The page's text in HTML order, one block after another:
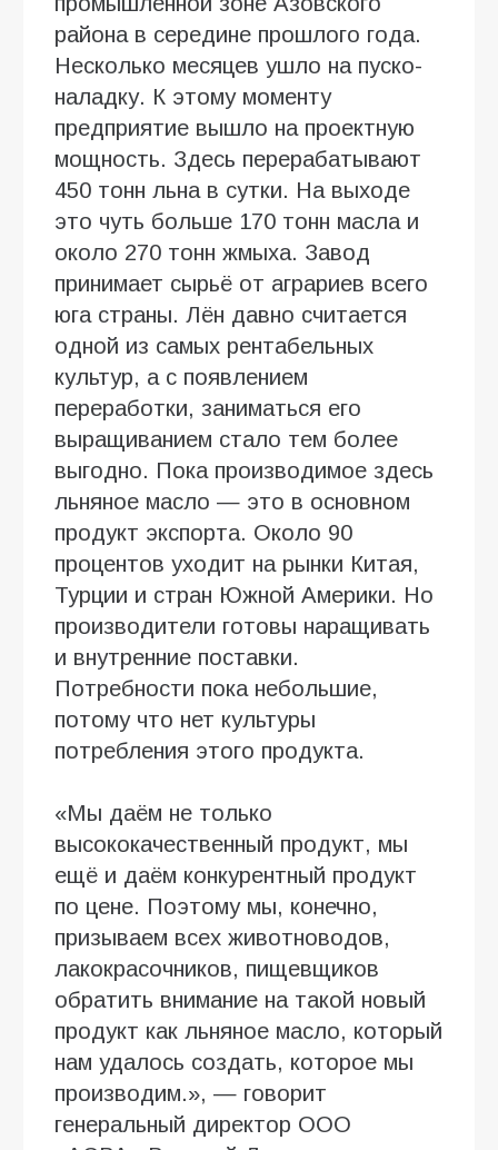
района в середине прошлого года.
Несколько месяцев ушло на пуско-
наладку. К этому моменту
предприятие вышло на проектную
мощность. Здесь перерабатывают
450 тонн льна в сутки. На выходе
это чуть больше 170 тонн масла и
около 270 тонн жмыха. Завод
принимает сырьё от аграриев всего
юга страны. Лён давно считается
одной из самых рентабельных
культур, а с появлением
переработки, заниматься его
выращиванием стало тем более
выгодно. Пока производимое здесь
льняное масло — это в основном
продукт экспорта. Около 90
процентов уходит на рынки Китая,
Турции и стран Южной Америки. Но
производители готовы наращивать
и внутренние поставки.
Потребности пока небольшие,
потому что нет культуры
потребления этого продукта.
«Мы даём не только
высококачественный продукт, мы
ещё и даём конкурентный продукт
по цене. Поэтому мы, конечно,
призываем всех животноводов,
лакокрасочников, пищевщиков
обратить внимание на такой новый
продукт как льняное масло, который
нам удалось создать, которое мы
производим.», — говорит
генеральный директор ООО